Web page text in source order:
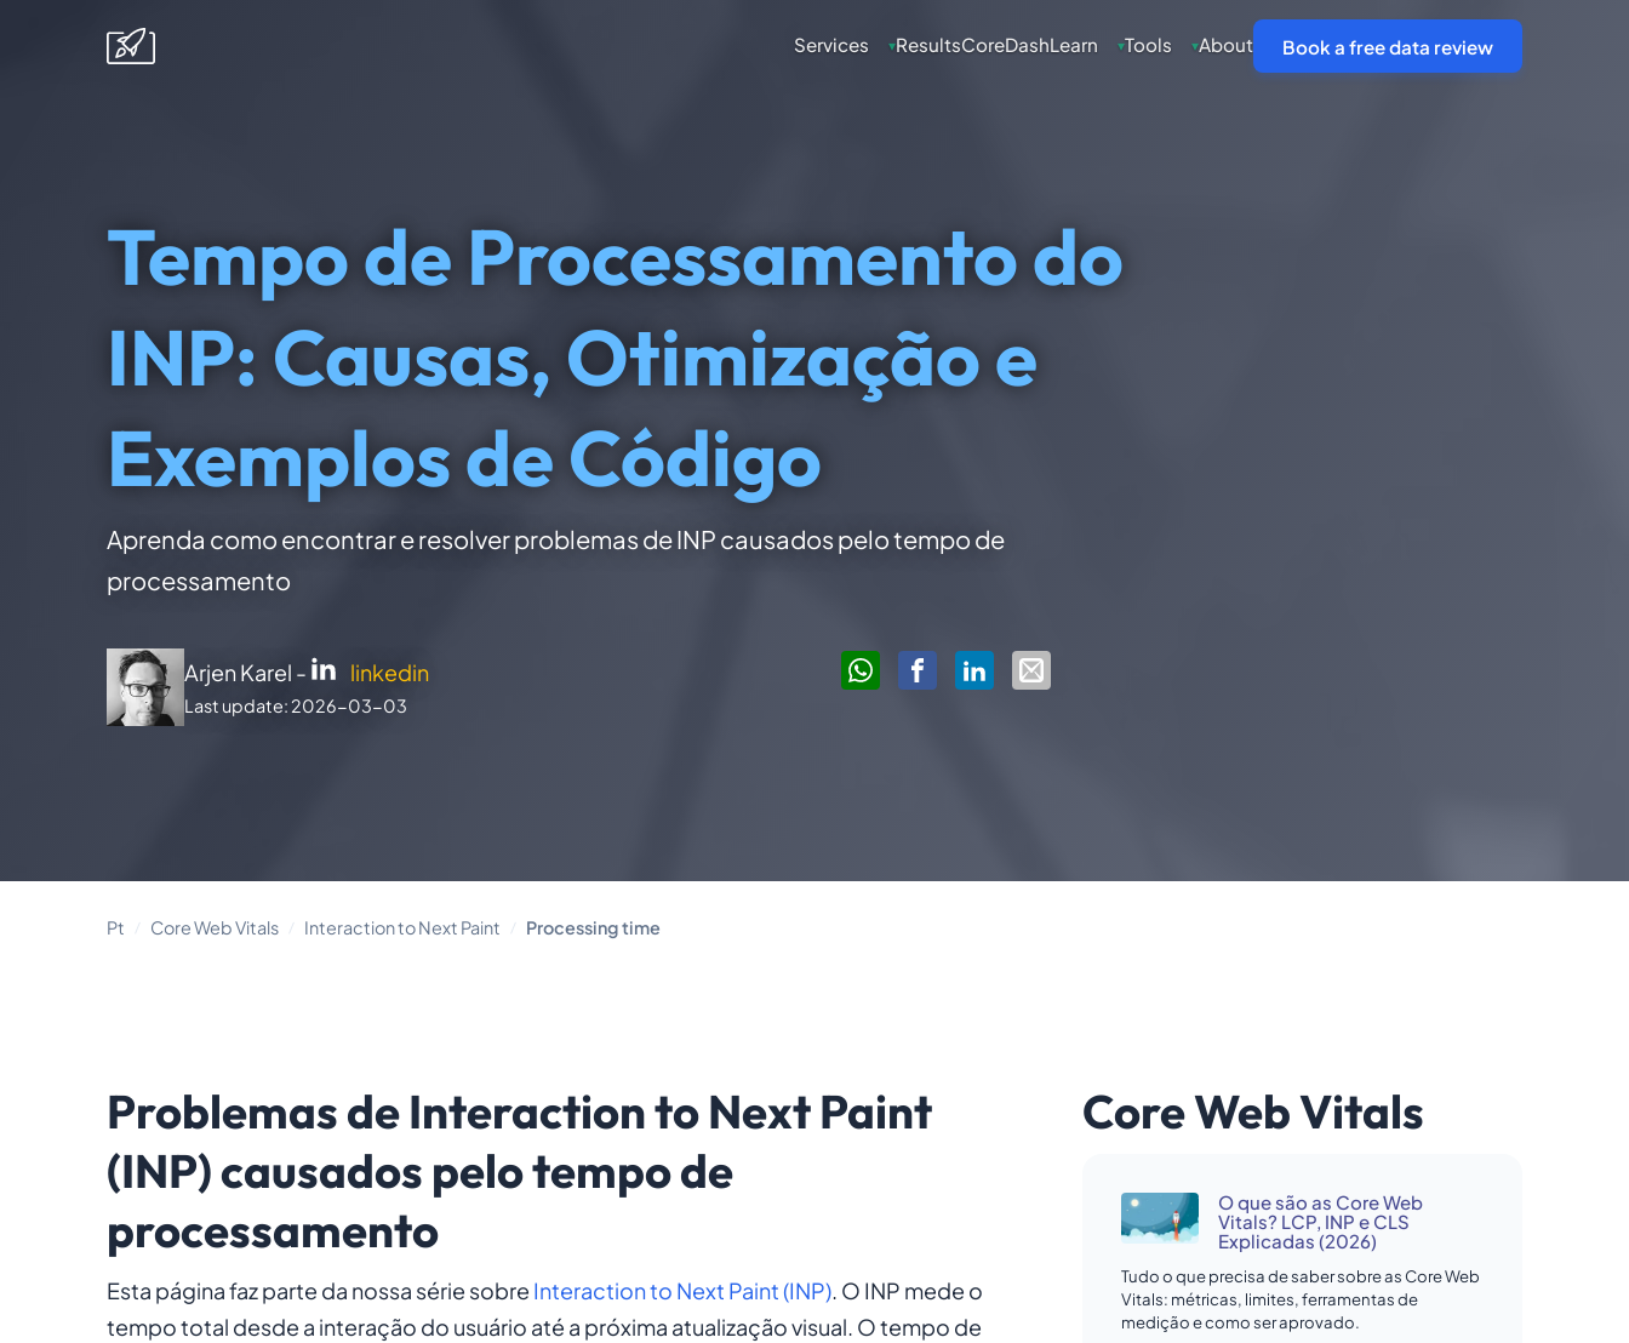
Services ▾ResultsCoreDashLearn ▾Tools ▾About Book a free data review
Tempo de Processamento do
INP: Causas, Otimização e
Exemplos de Código
Aprenda como encontrar e resolver problemas de INP causados pelo tempo de
processamento
Arjen Karel - linkedin
Last update: 2026-03-03
Pt Core Web Vitals Interaction to Next Paint Processing time
Problemas de Interaction to Next Paint
(INP) causados pelo tempo de
processamento
Esta página faz parte da nossa série sobre Interaction to Next Paint (INP). O INP mede o
tempo total desde a interação do usuário até a próxima atualização visual. O tempo de
Core Web Vitals
O que são as Core Web
Vitals? LCP, INP e CLS
Explicadas (2026)
Tudo o que precisa de saber sobre as Core Web
Vitals: métricas, limites, ferramentas de
medição e como ser aprovado.